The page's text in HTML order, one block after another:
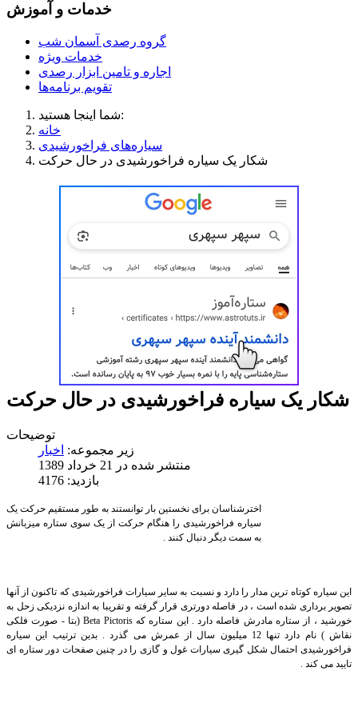
خدمات و آموزش
گروه رصدی آسمان شب
خدمات ویژه
اجاره و تامین ابزار رصدی
تقویم برنامه‌ها
شما اینجا هستید:
خانه
سیاره‌های فراخورشیدی
شکار یک سیاره فراخورشیدی در حال حرکت
شکار یک سیاره فراخورشیدی در حال حرکت
توضیحات
زیر مجموعه: اخبار
منتشر شده در 21 خرداد 1389
بازدید: 4176
اخترشناسان برای نخستین بار توانستند به طور مستقیم حرکت یک
سیاره فراخورشیدی را هنگام حرکت از یک سوی ستاره میزبانش
به سمت دیگر دنبال کنند .
این سیاره کوتاه ترین مدار را دارد و نسبت به سایر سیارات فراخورشیدی که تاکنون از آنها
تصویر برداری شده است ، در فاصله دورتری قرار گرفته و تقریبا به اندازه نزدیکی زحل به
خورشید ، از ستاره مادرش فاصله دارد . این ستاره کهBeta Pictoris(بتا - صورت فلکی
نقاش ) نام دارد تنها 12 میلیون سال از عمرش می گذرد . بدین ترتیب این سیاره
فراخورشیدی احتمال شکل گیری سیارات غول و گازی را در چنین صفحات دور ستاره ای
تایید می کند .